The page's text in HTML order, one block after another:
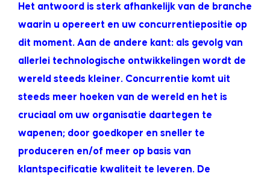
Het antwoord is sterk afhankelijk van de branche
waarin u opereert en uw concurrentiepositie op
dit moment. Aan de andere kant: als gevolg van
allerlei technologische ontwikkelingen wordt de
wereld steeds kleiner. Concurrentie komt uit
steeds meer hoeken van de wereld en het is
cruciaal om uw organisatie daartegen te
wapenen; door goedkoper en sneller te
produceren en/of meer op basis van
klantspecificatie kwaliteit te leveren. De